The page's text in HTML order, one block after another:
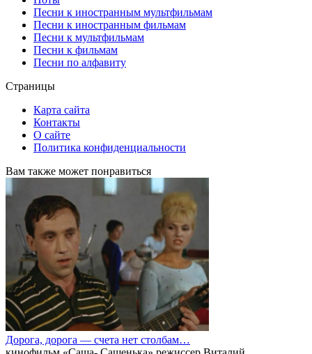
Песни к иностранным мультфильмам
Песни к иностранным фильмам
Песни к мультфильмам
Песни к фильмам
Песни по алфавиту
Страницы
Карта сайта
Контакты
О сайте
Политика конфиденциальности
Вам также может понравиться
Дорога, дорога — счета нет столбам…